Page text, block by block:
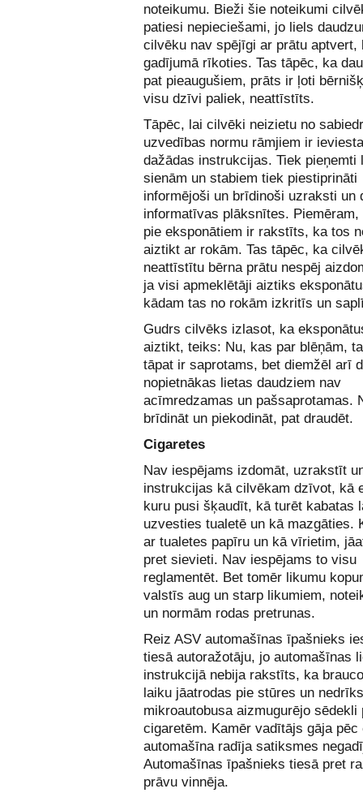
noteikumu. Bieži šie noteikumi
patiesi nepieciešami, jo liels
cilvēku nav spējīgi ar prātu aptvert,
gadījumā rīkoties. Tas tāpēc, ka
pat pieaugušiem, prāts ir ļoti
visu dzīvi paliek, neattīstīts.
Tāpēc, lai cilvēki neizietu no
uzvedības normu rāmjiem ir
dažādas instrukcijas. Tiek pieņemti
sienām un stabiem tiek piestiprināti
informējoši un brīdinoši uzraksti un
informatīvas plāksnītes. Piemēram,
pie eksponātiem ir rakstīts, ka tos
aiztikt ar rokām. Tas tāpēc, ka
neattīstītu bērna prātu nespēj
ja visi apmeklētāji aiztiks
kādam tas no rokām izkritīs un
Gudrs cilvēks izlasot, ka
aiztikt, teiks: Nu, kas par blēņām,
tāpat ir saprotams, bet diemžēl arī
nopietnākas lietas daudziem nav
acīmredzamas un pašsaprotamas.
brīdināt un piekodināt, pat draudēt.
Cigaretes
Nav iespējams izdomāt, uzrakstīt
instrukcijas kā cilvēkam dzīvot, kā
kuru pusi šķaudīt, kā turēt kabatas
uzvesties tualetē un kā mazgāties.
ar tualetes papīru un kā vīrietim,
pret sievieti. Nav iespējams to visu
reglamentēt. Bet tomēr likumu
valstīs aug un starp likumiem,
un normām rodas pretrunas.
Reiz ASV automašīnas īpašnieks
tiesā autoražotāju, jo automašīnas
instrukcijā nebija rakstīts, ka
laiku jāatrodas pie stūres un
mikroautobusa aizmugurējo sēdekli
cigaretēm. Kamēr vadītājs gāja pēc
automašīna radīja satiksmes
Automašīnas īpašnieks tiesā pret
prāvu vinnēja.